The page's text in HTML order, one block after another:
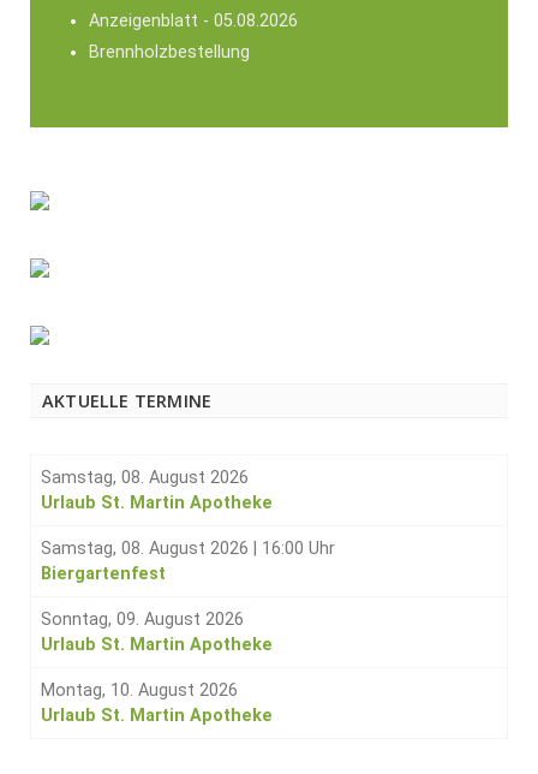
Anzeigenblatt - 05.08.2026
Brennholzbestellung
AKTUELLE TERMINE
Samstag, 08. August 2026
Urlaub St. Martin Apotheke
Samstag, 08. August 2026
16:00 Uhr
Biergartenfest
Sonntag, 09. August 2026
Urlaub St. Martin Apotheke
Montag, 10. August 2026
Urlaub St. Martin Apotheke